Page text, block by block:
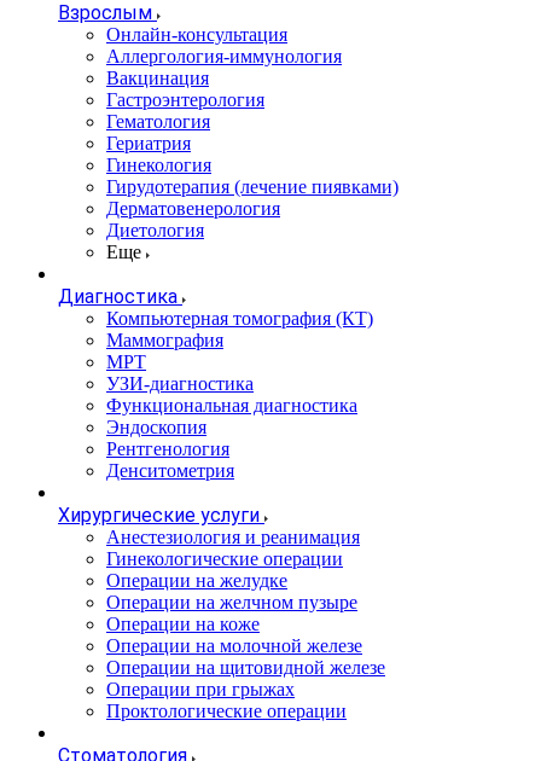
Взрослым
Онлайн-консультация
Аллергология-иммунология
Вакцинация
Гастроэнтерология
Гематология
Гериатрия
Гинекология
Гирудотерапия (лечение пиявками)
Дерматовенерология
Диетология
Еще
Диагностика
Компьютерная томография (КТ)
Маммография
МРТ
УЗИ-диагностика
Функциональная диагностика
Эндоскопия
Рентгенология
Денситометрия
Хирургические услуги
Анестезиология и реанимация
Гинекологические операции
Операции на желудке
Операции на желчном пузыре
Операции на коже
Операции на молочной железе
Операции на щитовидной железе
Операции при грыжах
Проктологические операции
Стоматология